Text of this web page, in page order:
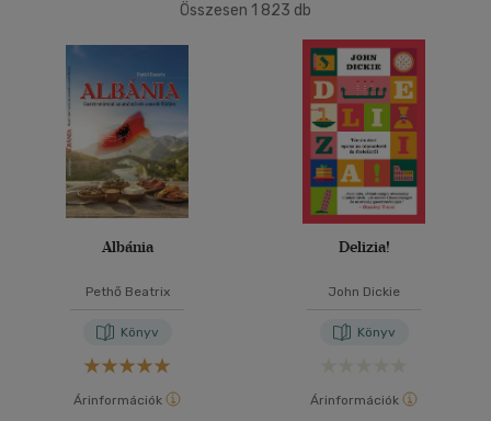
Gyermek és ifjúsági
Felnőtt(315)
Nyelv szerint
Angol(40)
Összesen 1 823 db
Albánia
Pethő Beatrix
Könyv
Árinformációk
Delizia!
John Dickie
Könyv
Árinformációk